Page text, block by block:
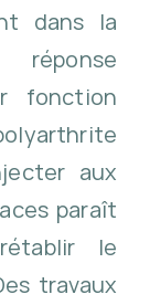
dans la
fonction
aux
paraît
le
travaux